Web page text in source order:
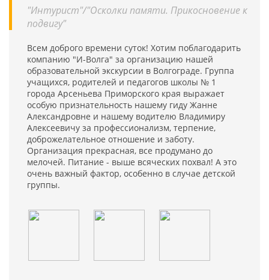
"Интурист"/"Осколки памяти. Прикосновение к
подвигу"
Всем доброго времени суток! Хотим поблагодарить
компанию "И-Волга" за организацию нашей
образовательной экскурсии в Волгограде. Группа
учащихся, родителей и педагогов школы № 1
города Арсеньева Приморского края выражает
особую признательность нашему гиду Жанне
Александровне и нашему водителю Владимиру
Алексеевичу за профессионализм, терпение,
доброжелательное отношение и заботу.
Организация прекрасная, все продумано до
мелочей. Питание - выше всяческих похвал! А это
очень важный фактор, особенно в случае детской
группы.